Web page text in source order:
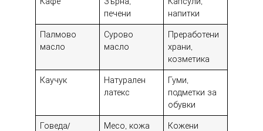
печени
напитки
Палмово
масло
Сурово
масло
Преработени
храни,
козметика
Каучук
Натурален
латекс
Гуми,
подметки за
обувки
Говеда/
Месо, кожа
Кожени